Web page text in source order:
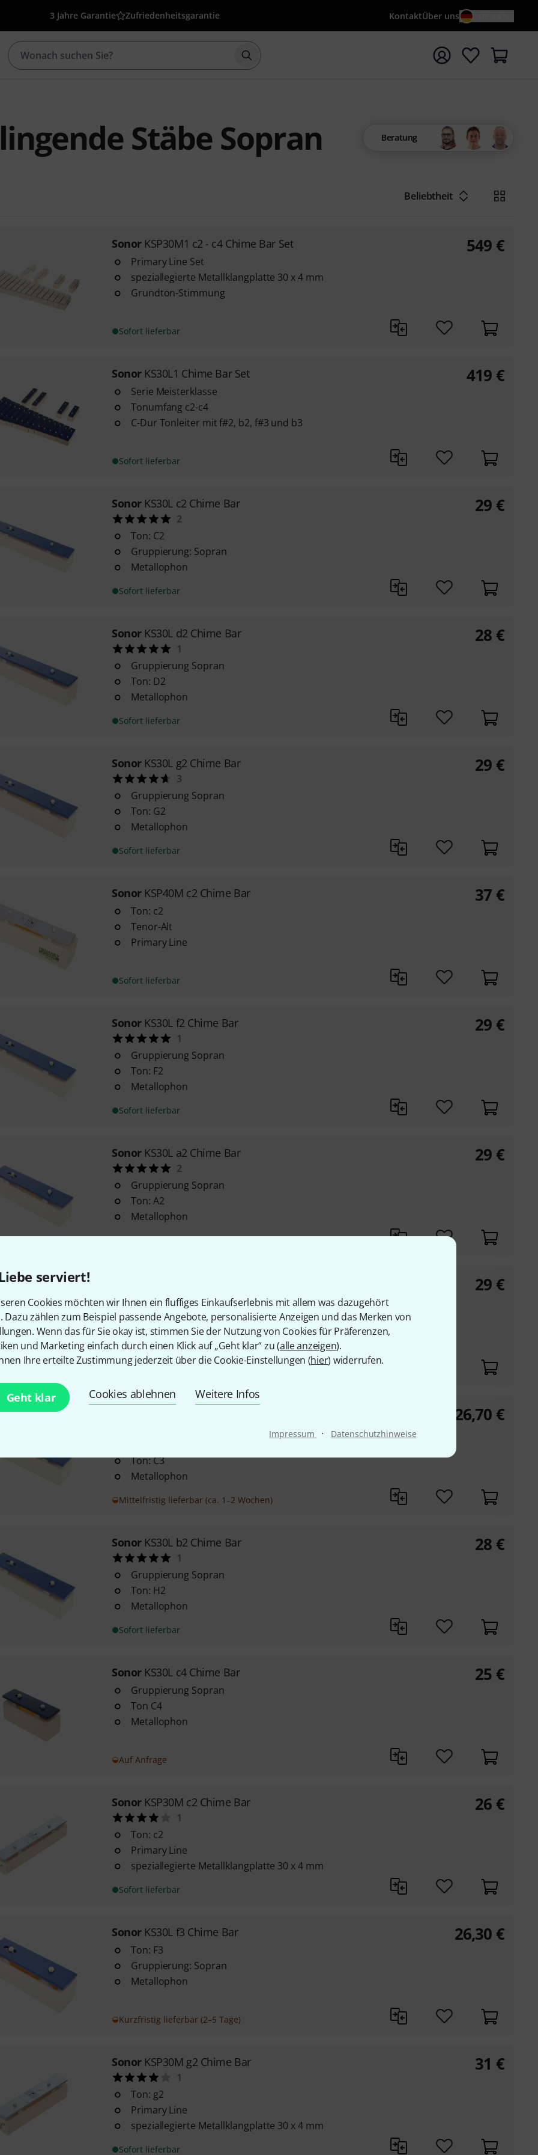
serviert!
Cookies möchten wir Ihnen ein fluffiges Einkaufserlebnis mit allem was dazugehört
Dazu zählen zum Beispiel passende Angebote, personalisierte Anzeigen und das Merken von
Wenn das für Sie okay ist, stimmen Sie der Nutzung von Cookies für Präferenzen,
und Marketing einfach durch einen Klick auf „Geht klar“ zu (alle anzeigen).
Ihre erteilte Zustimmung jederzeit über die Cookie-Einstellungen (hier) widerrufen.
Geht klar Cookies ablehnen Weitere Infos
Impressum · Datenschutzhinweise
3 Jahre Garantie Zufriedenheitsgarantie KontaktÜber uns
Suche mit Suchwort {searchTerm} starten
Stäbe Sopran Beratung
Beliebtheit
Sonor KSP30M1 c2 - c4 Chime Bar Set
Primary Line Set
speziallegierte Metallklangplatte 30 x 4 mm
Grundton-Stimmung
Sofort lieferbar
549 €
Sonor KS30L1 Chime Bar Set
Serie Meisterklasse
Tonumfang c2-c4
C-Dur Tonleiter mit f#2, b2, f#3 und b3
Sofort lieferbar
419 €
Sonor KS30L c2 Chime Bar
2
Ton: C2
Gruppierung: Sopran
Metallophon
Sofort lieferbar
29 €
Sonor KS30L d2 Chime Bar
1
Gruppierung Sopran
Ton: D2
Metallophon
Sofort lieferbar
28 €
Sonor KS30L g2 Chime Bar
3
Gruppierung Sopran
Ton: G2
Metallophon
Sofort lieferbar
29 €
Sonor KSP40M c2 Chime Bar
Ton: c2
Tenor-Alt
Primary Line
Sofort lieferbar
37 €
Sonor KS30L f2 Chime Bar
1
Gruppierung Sopran
Ton: F2
Metallophon
Sofort lieferbar
29 €
Sonor KS30L a2 Chime Bar
2
Gruppierung Sopran
Ton: A2
Metallophon
Sofort lieferbar
29 €
2
Gruppierung Sopran
Ton: E2
Metallophon
Sofort lieferbar
29 €
Ton: C3
Metallophon
Mittelfristig lieferbar (ca. 1–2 Wochen)
26,70 €
Sonor KS30L b2 Chime Bar
1
Gruppierung Sopran
Ton: H2
Metallophon
Sofort lieferbar
28 €
Sonor KS30L c4 Chime Bar
Gruppierung Sopran
Ton C4
Metallophon
Auf Anfrage
25 €
Sonor KSP30M c2 Chime Bar
1
Ton: c2
Primary Line
speziallegierte Metallklangplatte 30 x 4 mm
Sofort lieferbar
26 €
Sonor KS30L f3 Chime Bar
Ton: F3
Gruppierung: Sopran
Metallophon
Kurzfristig lieferbar (2–5 Tage)
26,30 €
Sonor KSP30M g2 Chime Bar
1
Ton: g2
Primary Line
speziallegierte Metallklangplatte 30 x 4 mm
Sofort lieferbar
31 €